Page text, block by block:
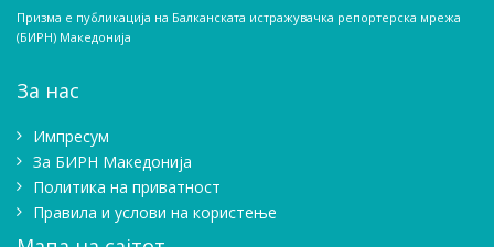
Призма е публикација на Балканската истражувачка репортерска мрежа
(БИРН) Македонија
За нас
Импресум
Зa БИРН Македонија
Политика на приватност
Правила и услови на користење